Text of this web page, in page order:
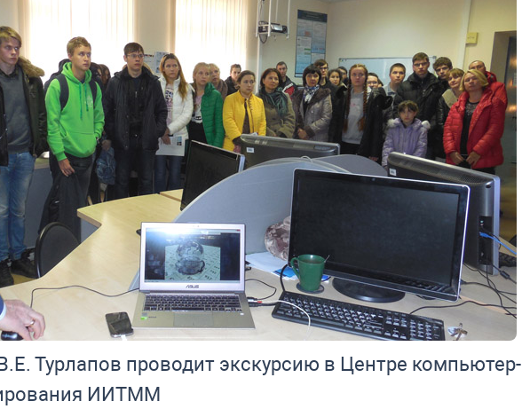
Тур­ла­пов про­во­дит экс­кур­сию в Цен­тре ком­пью­тер­
ИИТММ